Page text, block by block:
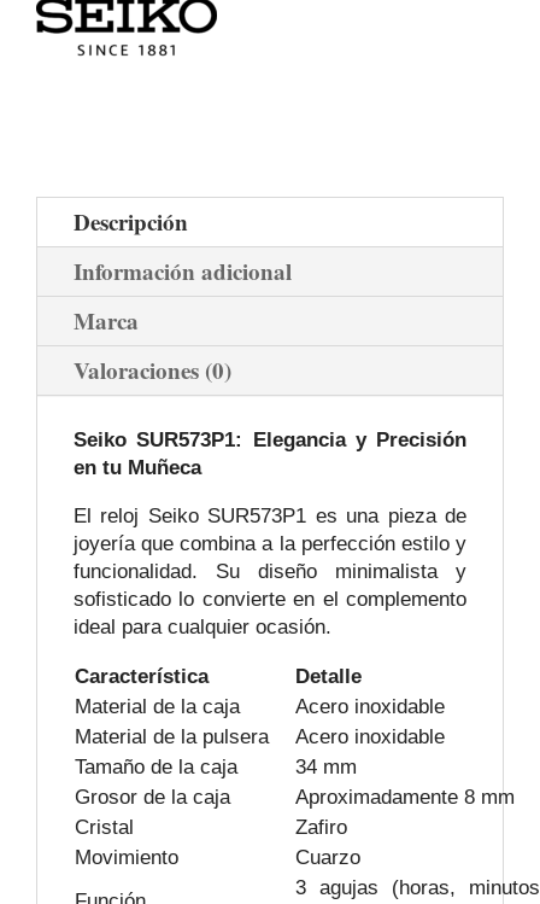
Descripción
Información adicional
Marca
Valoraciones (0)
Seiko SUR573P1: Elegancia y Precisión
en tu Muñeca
El reloj Seiko SUR573P1 es una pieza de
joyería quecombina a la perfección estilo y
funcionalidad. Su diseño minimalista y
sofisticado lo convierte en el complemento
ideal para cualquier ocasión.
Característica
Detalle
Material de la caja
Acero inoxidable
Material de la pulsera
Acero inoxidable
Tamaño de la caja
34 mm
Grosor de la caja
Aproximadamente 8 mm
Cristal
Zafiro
Movimiento
Cuarzo
3 agujas (horas,